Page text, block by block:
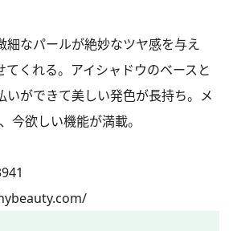
なパールが絶妙なツヤ感を与え
てくれる。アイシャドウのベースと
いができて美しい発色が長持ち。メ
今欲しい機能が満載。